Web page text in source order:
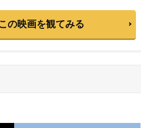
ィルソン
ェイツ
トーマス・M・ハーメル
リー
スター
トーマス・ジェーン
の映画を観てみる